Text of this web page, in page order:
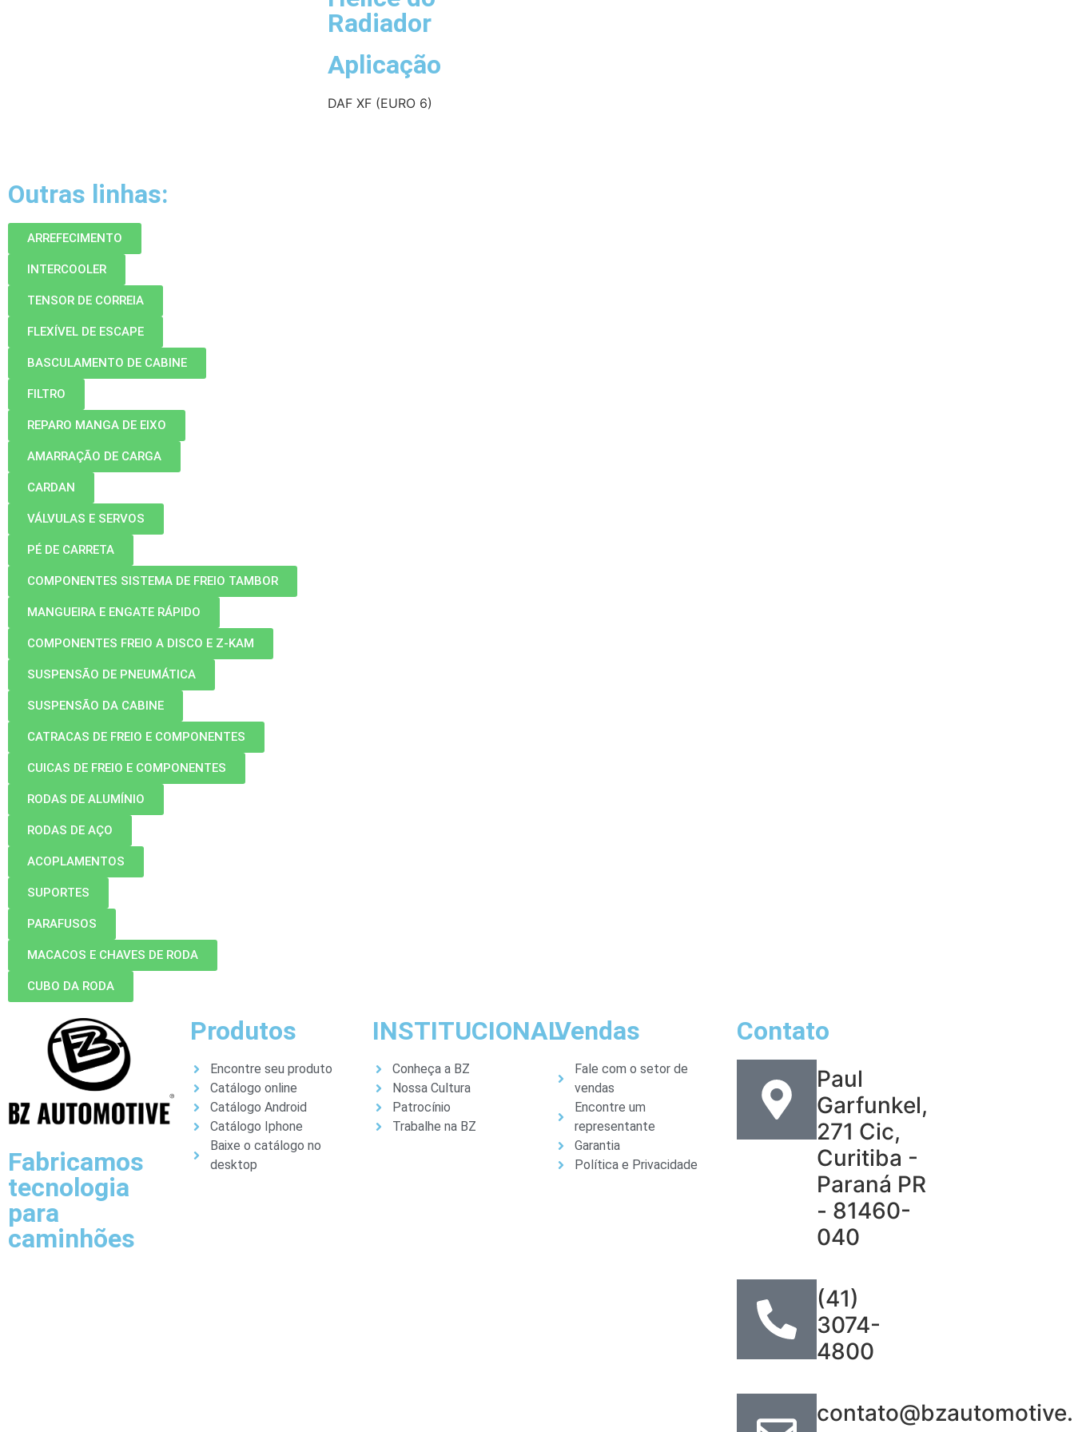
Radiador
Aplicação
DAF XF (EURO 6)
Outras linhas:
ARREFECIMENTO
INTERCOOLER
TENSOR DE CORREIA
FLEXÍVEL DE ESCAPE
BASCULAMENTO DE CABINE
FILTRO
REPARO MANGA DE EIXO
AMARRAÇÃO DE CARGA
CARDAN
VÁLVULAS E SERVOS
PÉ DE CARRETA
COMPONENTES SISTEMA DE FREIO TAMBOR
MANGUEIRA E ENGATE RÁPIDO
COMPONENTES FREIO A DISCO E Z-KAM
SUSPENSÃO DE PNEUMÁTICA
SUSPENSÃO DA CABINE
CATRACAS DE FREIO E COMPONENTES
CUICAS DE FREIO E COMPONENTES
RODAS DE ALUMÍNIO
RODAS DE AÇO
ACOPLAMENTOS
SUPORTES
PARAFUSOS
MACACOS E CHAVES DE RODA
CUBO DA RODA
Fabricamos
tecnologia
para
caminhões
Produtos
Encontre seu produto
Catálogo online
Catálogo Android
Catálogo Iphone
Baixe o catálogo no
desktop
INSTITUCIONAL
Conheça a BZ
Nossa Cultura
Patrocínio
Trabalhe na BZ
Vendas
Fale com o setor de
vendas
Encontre um
representante
Garantia
Política e Privacidade
Contato
Paul
Garfunkel,
271 Cic,
Curitiba -
Paraná PR
- 81460-
040
(41)
3074-
4800